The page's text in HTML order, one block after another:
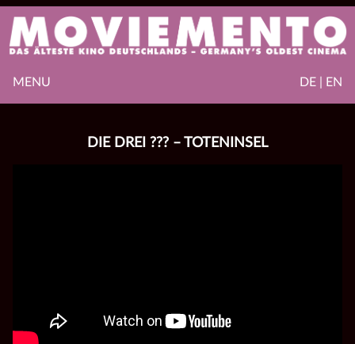
DE | EN
MENU
DIE DREI ??? – TOTENINSEL